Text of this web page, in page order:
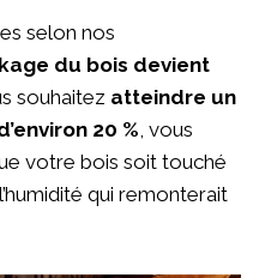
selon nos
du bois devient
souhaitez atteindre un
20 %, vous
votre bois soit touché
qui remonterait